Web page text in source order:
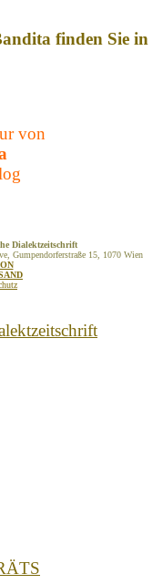
finden Sie in
von
Dialektzeitschrift
Gumpendorferstraße 15, 1070 Wien